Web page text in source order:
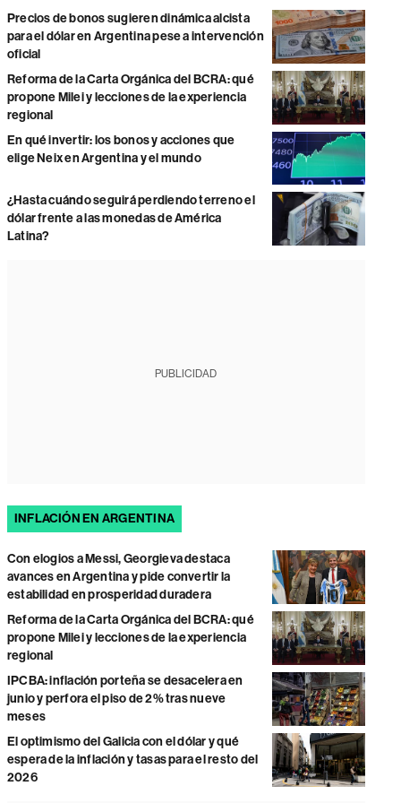
Precios de bonos sugieren dinámica alcista
para el dólar en Argentina pese a intervención
oficial
Reforma de la Carta Orgánica del BCRA: qué
propone Milei y lecciones de la experiencia
regional
En qué invertir: los bonos y acciones que
elige Neix en Argentina y el mundo
¿Hasta cuándo seguirá perdiendo terreno el
dólar frente a las monedas de América
Latina?
PUBLICIDAD
INFLACIÓN EN ARGENTINA
Con elogios a Messi, Georgieva destaca
avances en Argentina y pide convertir la
estabilidad en prosperidad duradera
Reforma de la Carta Orgánica del BCRA: qué
propone Milei y lecciones de la experiencia
regional
IPCBA: inflación porteña se desacelera en
junio y perfora el piso de 2% tras nueve
meses
El optimismo del Galicia con el dólar y qué
espera de la inflación y tasas para el resto del
2026